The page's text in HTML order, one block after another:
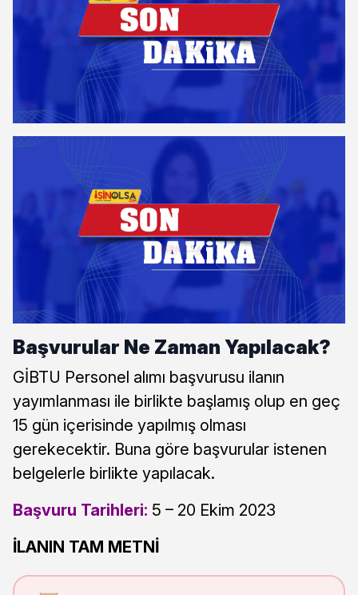
Başvurular Ne Zaman Yapılacak?
GİBTU Personel alımı başvurusu ilanın
yayımlanması ile birlikte başlamış olup en geç
15 gün içerisinde yapılmış olması
gerekecektir. Buna göre başvurular istenen
belgelerle birlikte yapılacak.
Başvuru Tarihleri: 5 – 20 Ekim 2023
İLANIN TAM METNİ